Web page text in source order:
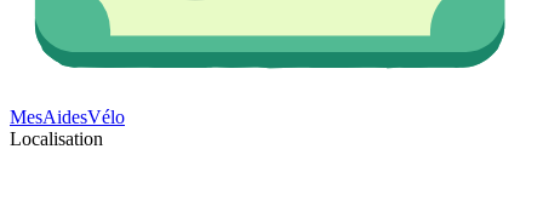
MesAidesVélo
Localisation